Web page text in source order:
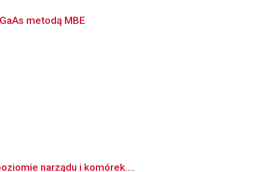
metodą MBE
narządu i komórek....